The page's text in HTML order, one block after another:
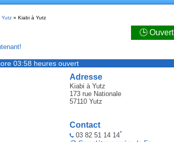
Yutz» Kiabi à Yutz
🕒 Ouvert
03:58 heures ouvert
Adresse
Kiabi à Yutz
173 rue Nationale
57110 Yutz
Contact
03 82 51 14 14*